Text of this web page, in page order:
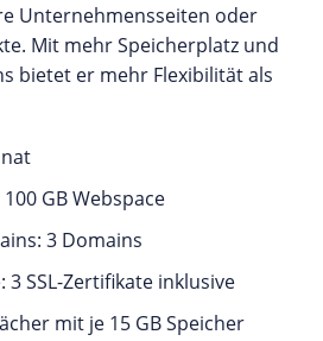
Unternehmensseiten oder
Mit mehr Speicherplatz und
bietet er mehr Flexibilität als
GB Webspace
3 Domains
3 SSL-Zertifikate inklusive
mit je 15 GB Speicher